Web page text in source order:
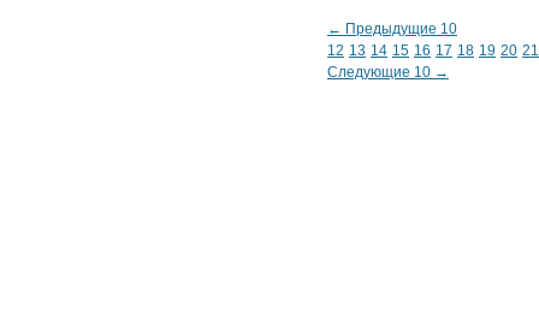
← Предыдущие 10
12 13 14 15 16 17 18 19 20 21
Следующие 10 →